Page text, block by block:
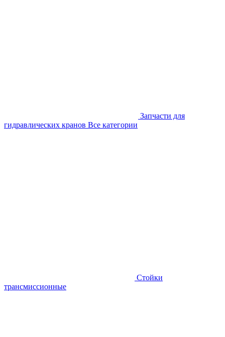
Запчасти для
гидравлических кранов Все категории
Стойки
трансмиссионные